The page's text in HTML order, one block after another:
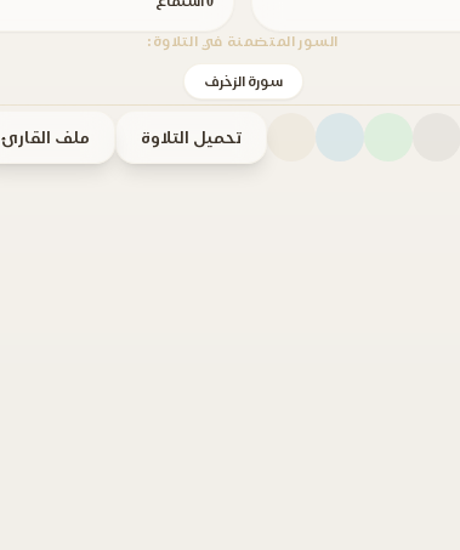
السور المتضمنة في التلاوة:
سورة الزخرف
تحميل التلاوة ملف القارئ